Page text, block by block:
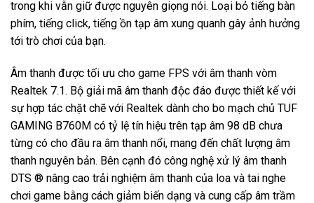
trong khi vẫn giữ được nguyên giọng nói. Loại bỏ tiếng bàn
phím, tiếng click, tiếng ồn tạp âm xung quanh gây ảnh hưởng
tới trò chơi của bạn.
Âm thanh được tối ưu cho game FPS với âm thanh vòm
Realtek 7.1. Bộ giải mã âm thanh độc đáo được thiết kế với
sự hợp tác chặt chẽ với Realtek dành cho bo mạch chủ TUF
GAMING B760M có tỷ lệ tín hiệu trên tạp âm 98 dB chưa
từng có cho đầu ra âm thanh nổi, mang đến chất lượng âm
thanh nguyên bản. Bên cạnh đó công nghệ xử lý âm thanh
DTS ® nâng cao trải nghiệm âm thanh của loa và tai nghe
chơi game bằng cách giảm biến dạng và cung cấp âm trầm